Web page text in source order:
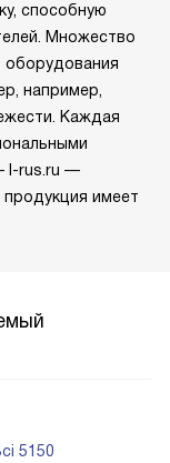
способную
Множество
оборудования
например,
Каждая
l-rus.ru —
имеет
5150